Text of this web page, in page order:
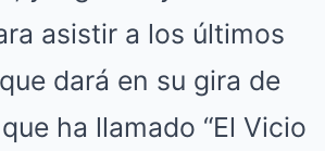
asistir a los últimos
dará en su gira de
ha llamado “El Vicio